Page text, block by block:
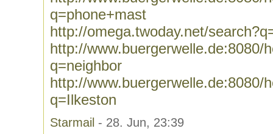
q=phone+mast
http://omega.twoday.net/
http://www.buergerwelle.de:8080/
q=neighbor
http://www.buergerwelle.de:8080/
q=Ilkeston
Starmail - 28. Jun, 23:39